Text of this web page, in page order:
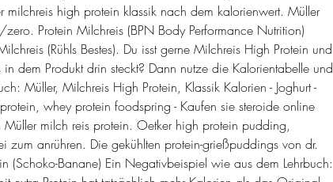
milchreis high protein klassik nach dem kalorienwert. Müller
Protein Milchreis (BPN Body Performance Nutrition)
(Rühls Bestes). Du isst gerne Milchreis High Protein und
dem Produkt drin steckt? Dann nutze die Kalorientabelle und
Müller, Milchreis High Protein, Klassik Kalorien - Joghurt -
whey protein foodspring - Kaufen sie steroide online
milch reis protein. Oetker high protein pudding,
zum anrühren. Die gekühlten protein-grießpuddings von dr.
(Schoko-Banane) Ein Negativbeispiel wie aus dem Lehrbuch: